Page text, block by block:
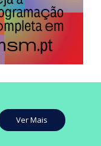
Ver Mais